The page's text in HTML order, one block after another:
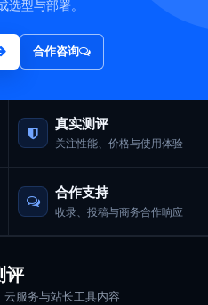
选型与部署。
合作咨询
真实测评
关注性能、价格与使用体验
合作支持
收录、投稿与商务合作响应
评
云服务与站长工具内容